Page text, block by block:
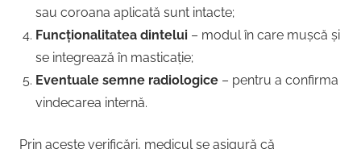
sau coroana aplicată sunt intacte;
Funcționalitatea dintelui – modul în care mușcă și
se integrează în masticație;
Eventuale semne radiologice – pentru a confirma
vindecarea internă.
Prin aceste verificări, medicul se asigură că